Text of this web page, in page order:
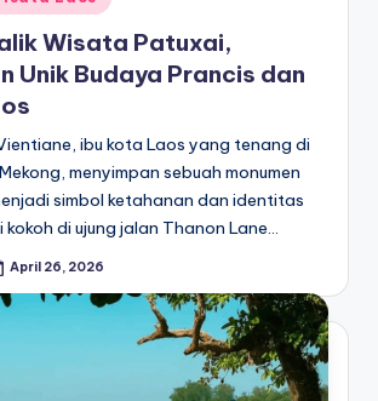
Wisata Patuxai,
Unik Budaya Prancis dan
ibu kota Laos yang tenang di
menyimpan sebuah monumen
simbol ketahanan dan identitas
kokoh di ujung jalan Thanon Lane…
April 26, 2026